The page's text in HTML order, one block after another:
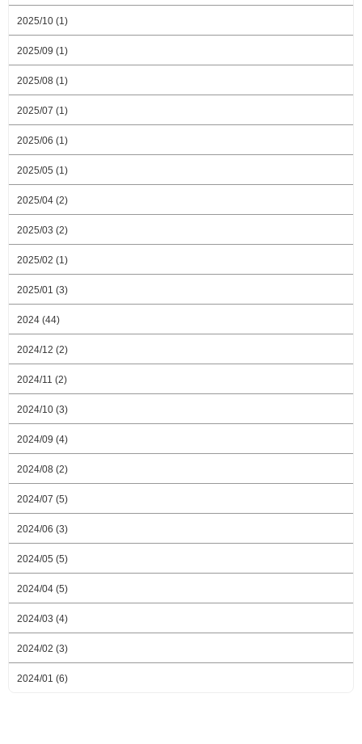
2025/10 (1)
2025/09 (1)
2025/08 (1)
2025/07 (1)
2025/06 (1)
2025/05 (1)
2025/04 (2)
2025/03 (2)
2025/02 (1)
2025/01 (3)
2024 (44)
2024/12 (2)
2024/11 (2)
2024/10 (3)
2024/09 (4)
2024/08 (2)
2024/07 (5)
2024/06 (3)
2024/05 (5)
2024/04 (5)
2024/03 (4)
2024/02 (3)
2024/01 (6)